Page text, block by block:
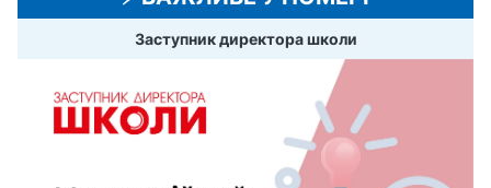
Заступник директора школи